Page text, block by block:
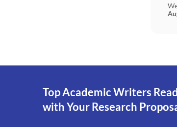
Top Academic Writers
with Your Research